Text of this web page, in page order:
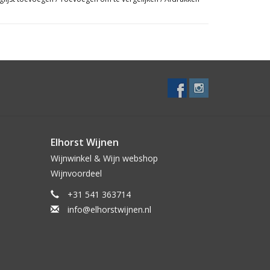
andere druivenrassen
Elhorst Wijnen
Wijnwinkel & Wijn webshop
Wijnvoordeel
+31 541 363714
info@elhorstwijnen.nl